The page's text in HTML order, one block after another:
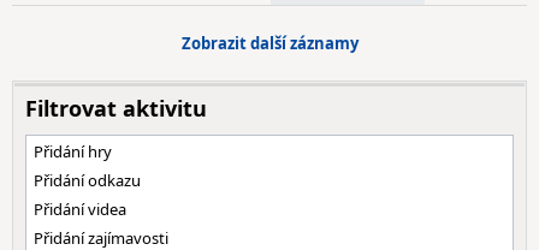
Zobrazit další záznamy
Filtrovat aktivitu
Přidání hry
Přidání odkazu
Přidání videa
Přidání zajímavosti